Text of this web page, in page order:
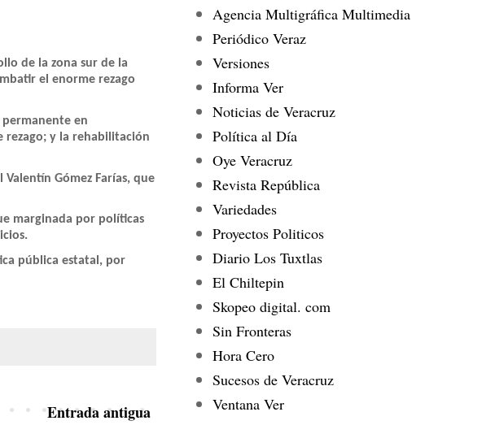
de la zona sur de la
el enorme rezago
en
rezago; y la rehabilitación
Gómez Farías, que
marginada por políticas
pública estatal, por
Entrada antigua
Agencia Multigráfica Multimedia
Periódico Veraz
Versiones
Informa Ver
Noticias de Veracruz
Política al Día
Oye Veracruz
Revista República
Variedades
Proyectos Politicos
Diario Los Tuxtlas
El Chiltepin
Skopeo digital. com
Sin Fronteras
Hora Cero
Sucesos de Veracruz
Ventana Ver